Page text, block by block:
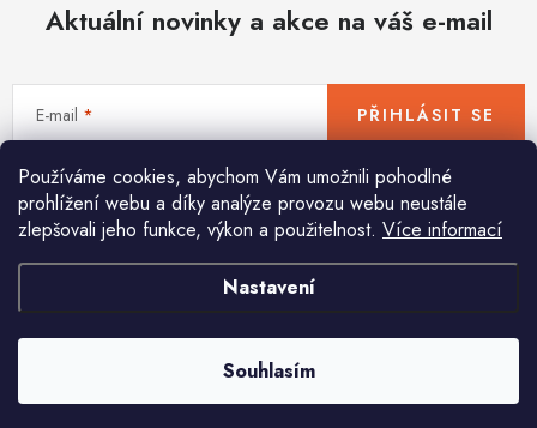
Používáme cookies, abychom Vám umožnili pohodlné
prohlížení webu a díky analýze provozu webu neustále
zlepšovali jeho funkce, výkon a použitelnost. Více informací
Nastavení
Souhlasím
Novinky
World Cleanup Day
Akční ceny
Půjčovna Kontaktuje nás
Obchodní podmínky
Vrácení a reklamace
Podmínky ochrany osobních údajů
Obchodní podmínky pro podnikatele
Způsob doručení a platby
Zásady používání cookies
Aktuální novinky a akce na váš e-mail
E-mail
Vložením e-mailu souhlasíte spodmínkami ochrany osobních údajů
PŘIHLÁSIT SE
Pomůžeme vám s výběrem
Potřebujete s něčím poradit? Jsme tu pro vás!
info@huka.cz